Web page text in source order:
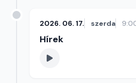
2026. 06. 17. szerda
Hírek